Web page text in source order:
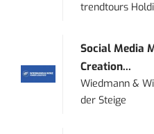
trendtours
Social Media
Creation...
Wiedmann &
der Steige